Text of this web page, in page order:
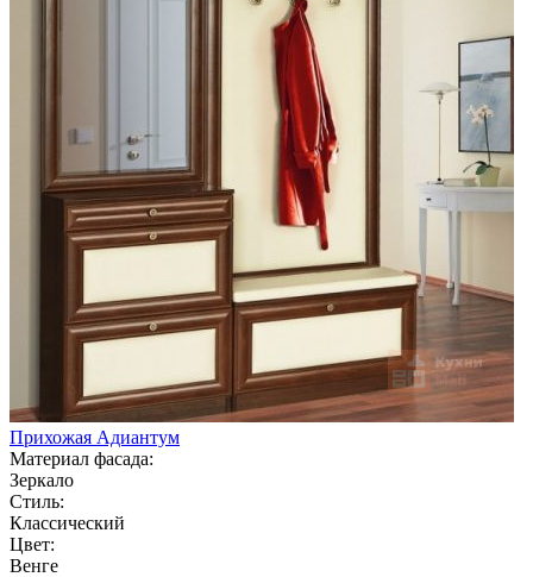
Прихожая Адиантум
Материал фасада:
Зеркало
Стиль:
Классический
Цвет:
Венге